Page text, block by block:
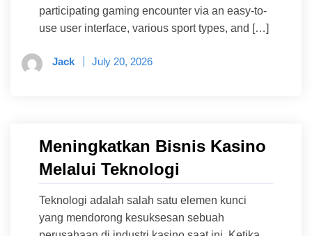
participating gaming encounter via an easy-to-
use user interface, various sport types, and […]
Jack July 20, 2026
Meningkatkan Bisnis Kasino
Melalui Teknologi
Teknologi adalah salah satu elemen kunci
yang mendorong kesuksesan sebuah